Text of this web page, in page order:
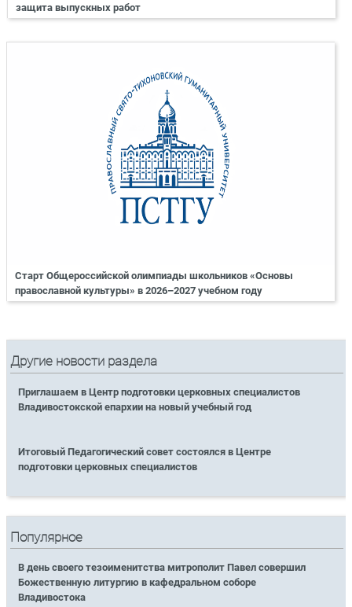
защита выпускных работ
Старт Общероссийской олимпиады школьников «Основы
православной культуры» в 2026–2027 учебном году
Другие новости раздела
Приглашаем в Центр подготовки церковных специалистов
Владивостокской епархии на новый учебный год
Итоговый Педагогический совет состоялся в Центре
подготовки церковных специалистов
Популярное
В день своего тезоименитства митрополит Павел совершил
Божественную литургию в кафедральном соборе
Владивостока